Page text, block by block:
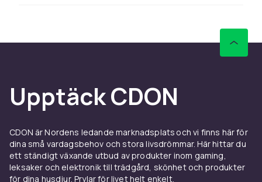
mahogny – ger ett klassiskt, exklusivt intryck
sin funktion väl. Välj ett ställ som matchar
biljardbordets stil och rummets övriga
inredning. Kombinera med ett
extra skydd vid transport.
Kapaciteten varierar från enkla ställ för 2–4
köer till större modeller för 8–12 köer inklusive
platser för krattor och bolltriangellar. Om du
Upptäck CDON
CDON är Nordens ledande marknadsplats och vi finns här för
dina små vardagsbehov och stora livsdrömmar. Här hittar du
ett ständigt växande utbud av produkter inom gaming,
leksaker och elektronik till trädgård, skönhet och produkter
för dina husdjur. Prylar för livet helt enkelt.